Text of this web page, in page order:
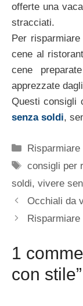
offerte una
stracciati.
Per
cene al
cene
apprezzate
Questi consigli
senza soldi,
Categorie
Risparmiare
Tag
consigli per
soldi, vivere
Occhiali da
1
con stile”